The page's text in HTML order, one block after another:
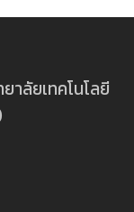
าลัยเทคโนโลยี